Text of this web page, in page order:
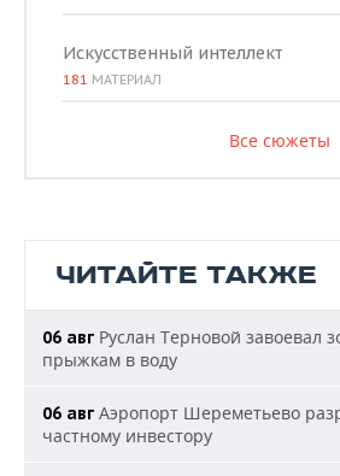
Искусственный интеллект
181 МАТЕРИАЛ
Все сюжеты
ЧИТАЙТЕ ТАКЖЕ
06 авг Руслан Терновой завоевал
прыжкам в воду
06 авг Аэропорт Шереметьево
частному инвестору